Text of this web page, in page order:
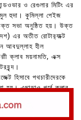
ও রেগুলার মিটিং এর
হুদা। কুমিল্লা পেইজ
উক্ত সভা অনুষ্ঠিত হয়। উক্ত
এর অতীত রোটার‍্যাক্ট
আবদুল্লাহ হীল
ক্লাব ময়নামতি, এক্স
হিসাবে পথচারীদেরকে
হয়। এছাড়াও পূর্বে ক্লাব